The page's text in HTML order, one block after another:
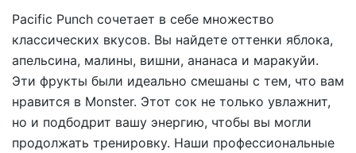
Pacific Punch сочетает в себе множество
классических вкусов. Вы найдете оттенки яблока,
апельсина, малины, вишни, ананаса и маракуйи.
Эти фрукты были идеально смешаны с тем, что вам
нравится в Monster. Этот сок не только увлажнит,
но и подбодрит вашу энергию, чтобы вы могли
продолжать тренировку. Наши профессиональные